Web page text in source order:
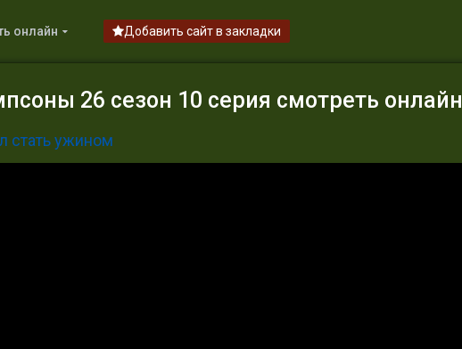
онлайн Добавить сайт в закладки
26 сезон 10 серия смотреть онлайн
стать ужином